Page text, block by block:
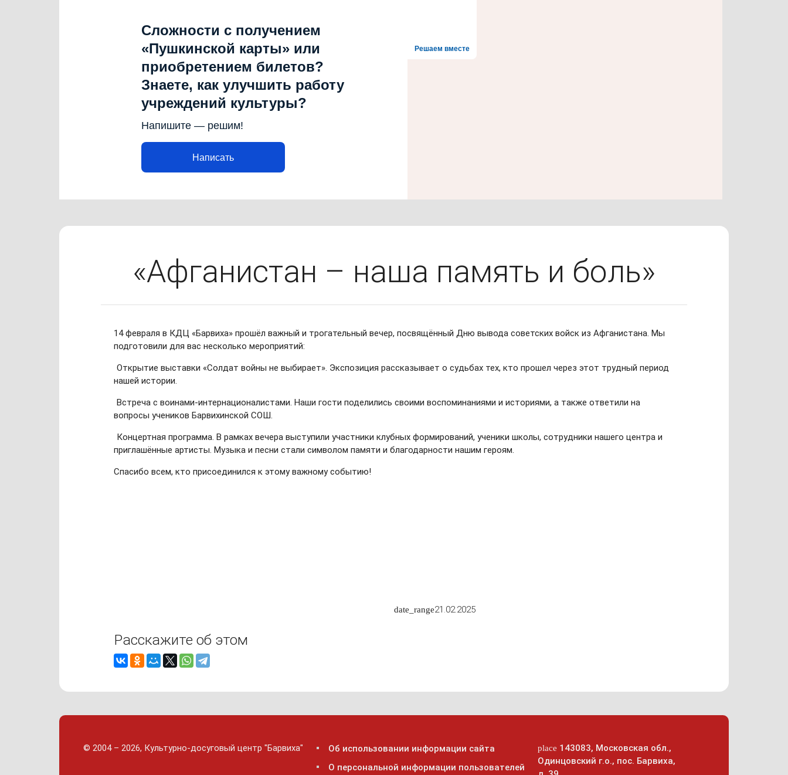
Решаем вместе
Сложности с получением
«Пушкинской карты» или
приобретением билетов?
Знаете, как улучшить работу
учреждений культуры?
Напишите — решим!
Написать
«Афганистан – наша память и боль»
14 февраля в КДЦ «Барвиха» прошёл важный и трогательный вечер, посвящённый Дню вывода советских войск из Афганистана. Мы
подготовили для вас несколько мероприятий:
Открытие выставки «Солдат войны не выбирает». Экспозиция рассказывает о судьбах тех, кто прошел через этот трудный период
нашей истории.
Встреча с воинами-интернационалистами. Наши гости поделились своими воспоминаниями и историями, а также ответили на
вопросы учеников Барвихинской СОШ.
Концертная программа. В рамках вечера выступили участники клубных формирований, ученики школы, сотрудники нашего центра и
приглашённые артисты. Музыка и песни стали символом памяти и благодарности нашим героям.
Спасибо всем, кто присоединился к этому важному событию!
date_range21.02.2025
Расскажите об этом
© 2004 – 2026, Культурно-досуговый центр "Барвиха"
Об использовании информации сайта
О персональной информации пользователей
place 143083, Московская обл.,
Одинцовский г.о., пос. Барвиха,